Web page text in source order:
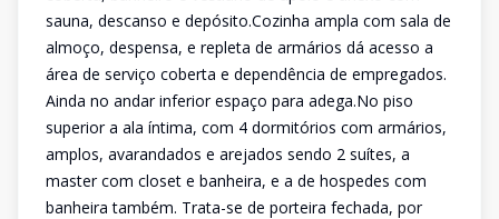
sauna, descanso e depósito.Cozinha ampla com sala de
almoço, despensa, e repleta de armários dá acesso a
área de serviço coberta e dependência de empregados.
Ainda no andar inferior espaço para adega.No piso
superior a ala íntima, com 4 dormitórios com armários,
amplos, avarandados e arejados sendo 2 suítes, a
master com closet e banheira, e a de hospedes com
banheira também. Trata-se de porteira fechada, por